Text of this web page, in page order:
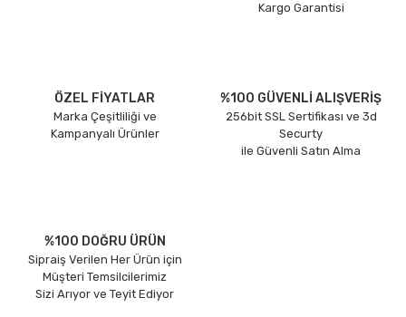
Kargo Garantisi
ÖZEL FİYATLAR
Marka Çeşitliliği ve
Kampanyalı Ürünler
%100 GÜVENLİ ALIŞVERİŞ
256bit SSL Sertifikası ve 3d
Securty
ile Güvenli Satın Alma
%100 DOĞRU ÜRÜN
Sipraiş Verilen Her Ürün için
Müşteri Temsilcilerimiz
Sizi Arıyor ve Teyit Ediyor